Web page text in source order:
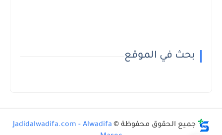
بحث في الموقع
جميع الحقوق محفوظة © Jadidalwadifa.com - Alwadifa